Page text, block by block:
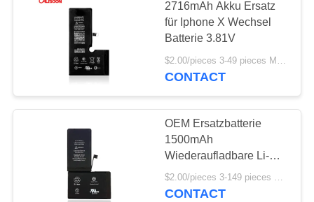
Abnehmbare
Handybatterie
2716mAh Akku Ersatz
für Iphone X Wechsel
Batterie 3.81V
$2.00/pieces 3-49 pieces MOQ:3 Stücke
CONTACT
OEM Ersatzbatterie
1500mAh
Wiederaufladbare Li-
Ionen-Austauschbatterie
Für Iphone X
$2.00/pieces 3-149 pieces MOQ:3 Stücke
CONTACT